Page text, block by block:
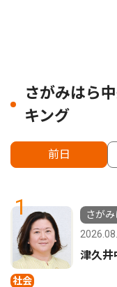
さがみはら
キング
前日
1
社会
さが
津久井